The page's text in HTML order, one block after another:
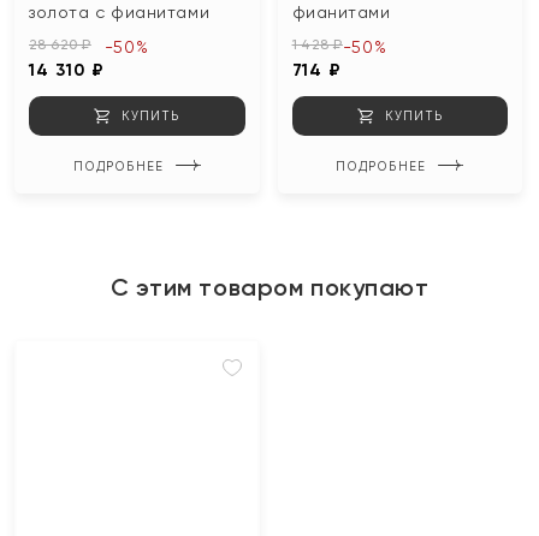
золота с фианитами
28 620 ₽
14 310 ₽
-50%
КУПИТЬ
ПОДРОБНЕЕ
фианитами
1 428 ₽
714 ₽
-50%
КУПИТЬ
ПОДРОБНЕЕ
С этим товаром покупают